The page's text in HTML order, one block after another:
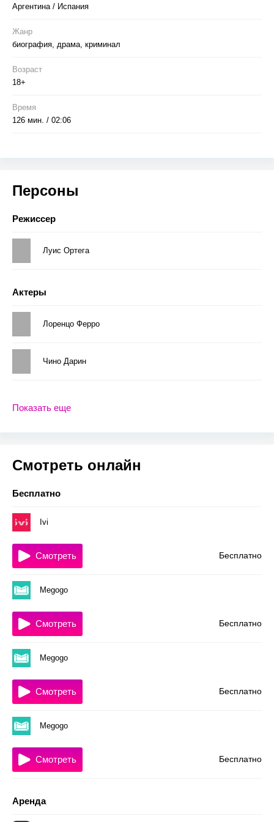
Аргентина / Испания
Жанр
биография, драма, криминал
Возраст
18+
Время
126 мин. / 02:06
Персоны
Режиссер
Луис Ортега
Актеры
Лоренцо Ферро
Чино Дарин
Показать еще
Смотреть онлайн
Бесплатно
Ivi
Бесплатно
Смотреть
Megogo
Бесплатно
Смотреть
Megogo
Бесплатно
Смотреть
Megogo
Бесплатно
Смотреть
Аренда